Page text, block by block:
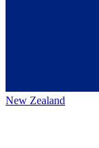
New Zealand